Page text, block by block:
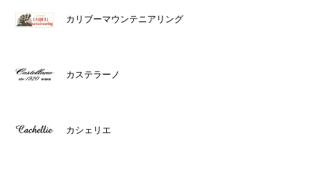
カリブーマウンテニアリング
カステラーノ
カシェリエ